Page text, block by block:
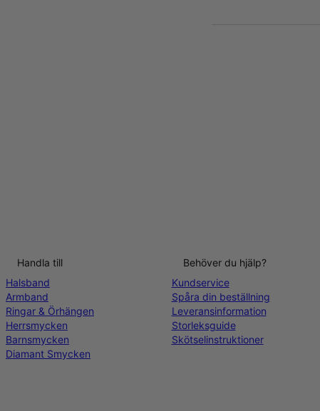
Handla till
Halsband
Armband
Ringar & Örhängen
Herrsmycken
Barnsmycken
Diamant Smycken
Behöver du hjälp?
Kundservice
Spåra din beställning
Leveransinformation
Storleksguide
Skötselinstruktioner